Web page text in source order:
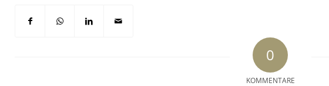
0
KOMMENTARE